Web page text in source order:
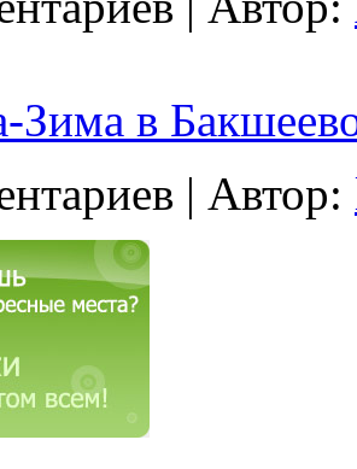
Зима в
| Автор: